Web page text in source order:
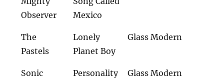
Observer
Mexico
The
Pastels
Lonely
Planet Boy
Glass Modern
Sonic
Personality
Glass Modern